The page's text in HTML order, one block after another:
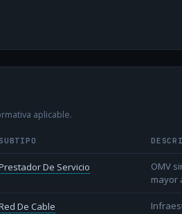
aplicable.
SUBTIPO
De Servicio
OMV
mayor
De Cable